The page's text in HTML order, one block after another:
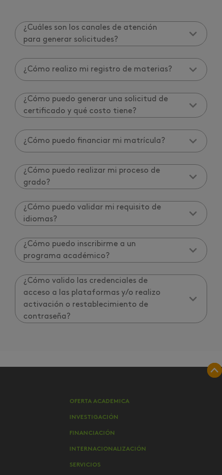
¿Cuáles son los canales de atención
para generar solicitudes?
¿Cómo realizo mi registro de materias?
¿Cómo puedo generar una solicitud de
certificado y qué costo tiene?
¿Cómo puedo financiar mi matrícula?
¿Cómo puedo realizar mi proceso de
grado?
¿Cómo puedo validar mi requisito de
idiomas?
¿Cómo puedo inscribirme a un
programa académico?
¿Cómo valido las credenciales de
acceso a las plataformas y/o realizo
activación o restablecimiento de
contraseña?
OFERTA ACADEMICA
INVESTIGACIÓN
FINANCIACIÓN
INTERNACIONALIZACIÓN
SERVICIOS